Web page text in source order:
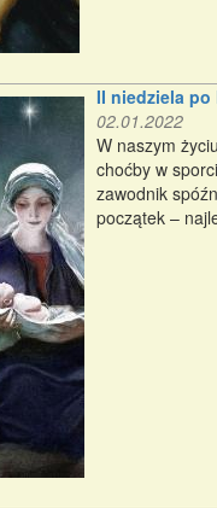
II niedziela po
02.01.2022
W naszym
choćby w
zawodnik
początek –